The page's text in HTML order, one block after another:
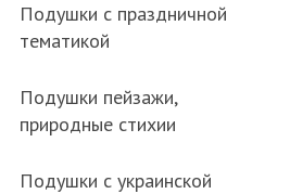
Подушки с праздничной
тематикой
Подушки пейзажи,
природные стихии
Подушки с украинской